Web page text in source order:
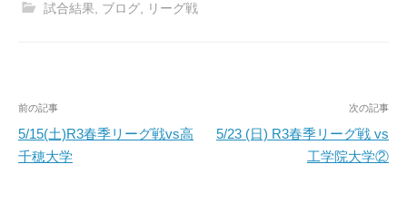
試合結果 ブログ リーグ戦
投
稿
ナ
前の記事
5/15(土)R3春季リーグ戦vs高
千穂大学
次の記事
5/23 (日) R3春季リーグ戦 vs
工学院大学②